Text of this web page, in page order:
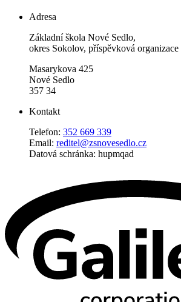
Adresa
Základní škola Nové Sedlo,
okres Sokolov, příspěvková organizace
Masarykova 425
Nové Sedlo
357 34
Kontakt
Telefon: 352 669 339
Email: reditel@zsnovesedlo.cz
Datová schránka: hupmqad